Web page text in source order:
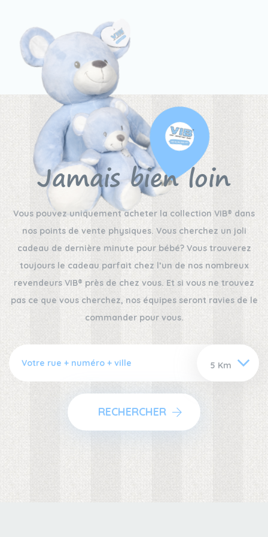
Jamais bien loin
Vous pouvez uniquement acheter la collection VIB® dans
nos points de vente physiques. Vous cherchez un joli
cadeau de dernière minute pour bébé? Vous trouverez
toujours le cadeau parfait chez l’un de nos nombreux
revendeurs VIB® près de chez vous. Et si vous ne trouvez
pas ce que vous cherchez, nos équipes seront ravies de le
commander pour vous.
RECHERCHER